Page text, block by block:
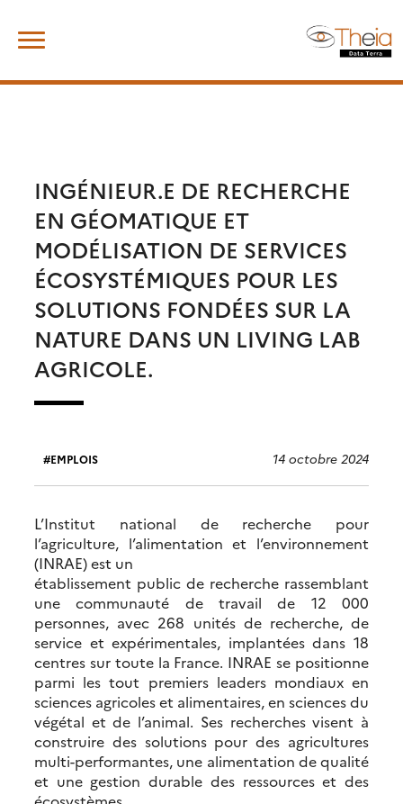
content
INGÉNIEUR.E DE RECHERCHE
EN GÉOMATIQUE ET
MODÉLISATION DE SERVICES
ÉCOSYSTÉMIQUES POUR LES
SOLUTIONS FONDÉES SUR LA
NATURE DANS UN LIVING LAB
AGRICOLE.
EMPLOIS 14 octobre 2024
L’Institut national de recherche pour
l’agriculture, l’alimentation et l’environnement
(INRAE) est un
établissement public de recherche rassemblant
une communauté de travail de 12 000
personnes, avec 268 unités de recherche, de
service et expérimentales, implantées dans 18
centres sur toute la France. INRAE se positionne
parmi les tout premiers leaders mondiaux en
sciences agricoles et alimentaires, en sciences du
végétal et de l’animal. Ses recherches visent à
construire des solutions pour des agricultures
multi-performantes, une alimentation de qualité
et une gestion durable des ressources et des